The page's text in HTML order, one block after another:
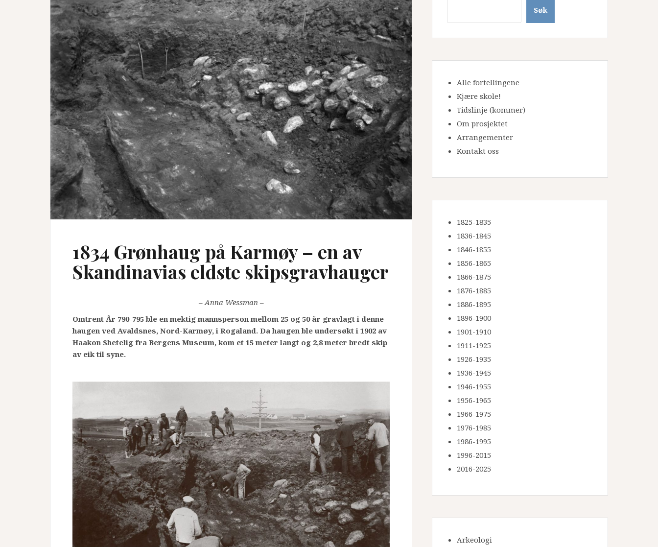
1834 Grønhaug på Karmøy – en av
Skandinavias eldste skipsgravhauger
– Anna Wessman –
Omtrent År 790-795 ble en mektig mannsperson mellom 25 og 50 år gravlagt i denne
haugen ved Avaldsnes, Nord-Karmøy, i Rogaland. Da haugen ble undersøkt i 1902 av
Haakon Shetelig fra Bergens Museum, kom et 15 meter langt og 2,8 meter bredt skip
av eik til syne.
Søk
Alle fortellingene
Kjære skole!
Tidslinje (kommer)
Om prosjektet
Arrangementer
Kontakt oss
1825-1835
1836-1845
1846-1855
1856-1865
1866-1875
1876-1885
1886-1895
1896-1900
1901-1910
1911-1925
1926-1935
1936-1945
1946-1955
1956-1965
1966-1975
1976-1985
1986-1995
1996-2015
2016-2025
Arkeologi